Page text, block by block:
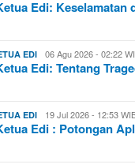
Edi:
EDI 06 Agu 2026 - 02:22
Edi: Tentang
EDI 19 Jul 2026 - 12:53
Edi : Potongan